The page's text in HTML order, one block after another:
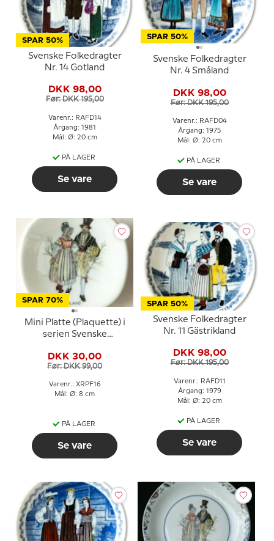
SPAR 50%
Svenske Folkedragter
Nr. 14 Gotland
DKK 98,00
Før: DKK 195,00
Varenr.: RAFD14
Årgang: 1981
Mål: Ø: 20 cm
PÅ LAGER
Se vare
SPAR 50%
Svenske Folkedragter
Nr. 4 Småland
DKK 98,00
Før: DKK 195,00
Varenr.: RAFD04
Årgang: 1975
Mål: Ø: 20 cm
PÅ LAGER
Se vare
SPAR 70%
Mini Platte (Plaquette) i
serien Svenske
Uppland
DKK 30,00
Før: DKK 99,00
Varenr.: XRPF16
Mål: Ø: 8 cm
PÅ LAGER
Se vare
SPAR 50%
Svenske Folkedragter
Nr. 11 Gästrikland
DKK 98,00
Før: DKK 195,00
Varenr.: RAFD11
Årgang: 1979
Mål: Ø: 20 cm
PÅ LAGER
Se vare